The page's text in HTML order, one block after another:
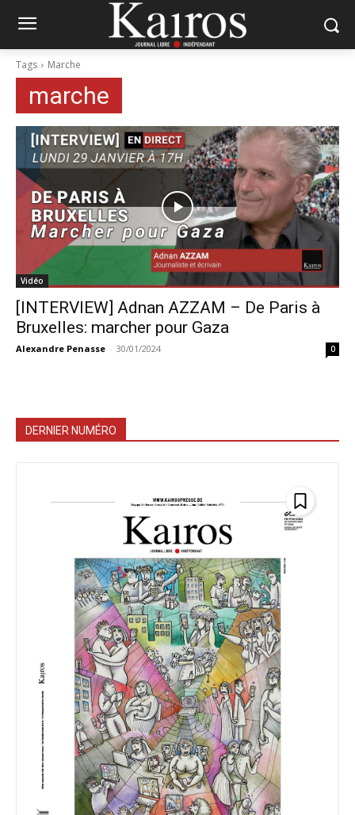
Tags Marche
marche
Vidéo
[INTERVIEW] Adnan AZZAM – De Paris à
Bruxelles: marcher pour Gaza
Alexandre Penasse - 30/01/2024 0
DERNIER NUMÉRO